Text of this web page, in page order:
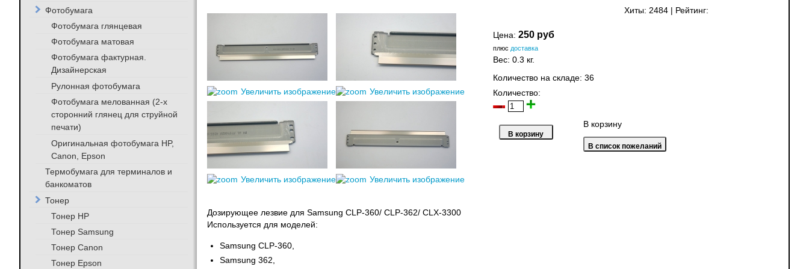
Хиты: 2484 Рейтинг:
Увеличить изображение Увеличить изображение
Увеличить изображение Увеличить изображение
Цена: 250 руб
плюс доставка
Вес: 0.3 кг.
Количество на складе: 36
Количество:
В корзину
Дозирующее лезвие для Samsung CLP-360/ CLP-362/ CLX-3300
Используется для моделей:
Samsung CLP-360,
Samsung 362,
Фотобумага
Фотобумага глянцевая
Фотобумага матовая
Фотобумага фактурная.
Дизайнерская
Рулонная фотобумага
Фотобумага мелованная (2-х
сторонний глянец для струйной
печати)
Оригинальная фотобумага HP,
Canon, Epson
Термобумага для терминалов и
банкоматов
Тонер
Тонер HP
Тонер Samsung
Тонер Canon
Тонер Epson